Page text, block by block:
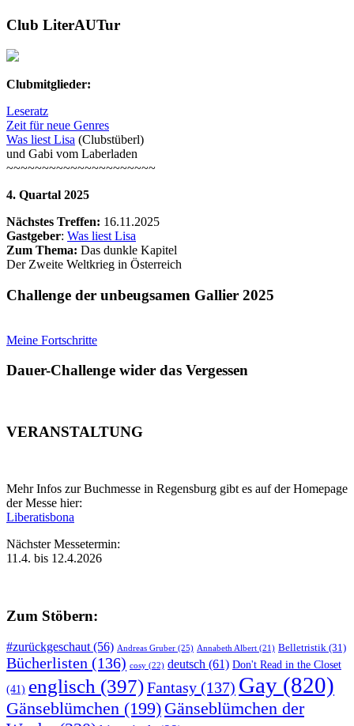
Club LiterAUTur
Clubmitglieder:
Leseratz
Zeit für neue Genres
Was liest Lisa (Clubstüberl)
und Gabi vom Laberladen
~~~~~~~~~~~~~~~~~~~~~
4. Quartal 2025
Nächstes Treffen: 16.11.2025
Gastgeber: Was liest Lisa
Zum Thema: Das dunkle Kapitel
Der Zweite Weltkrieg in Österreich
Challenge der unbeugsamen Gallier 2025
Meine Fortschritte
Dauer-Challenge wider das Vergessen
VERANSTALTUNG
Mehr Infos zur Buchmesse in Regensburg gibt es auf der Homepage
der Messe hier:
Liberatisbona
Nächster Messetermin:
11.4. bis 12.4.2026
Zum Stöbern:
#zurückgeschaut (56) Andreas Gruber (25) Annabeth Albert (21) Belletristik (31)
Bücherlisten (136) cosy (22) deutsch (61) Don't Read in the Closet
(41) englisch (397)Fantasy (137) Gay (820)
Gänseblümchen (199) Gänseblümchen der